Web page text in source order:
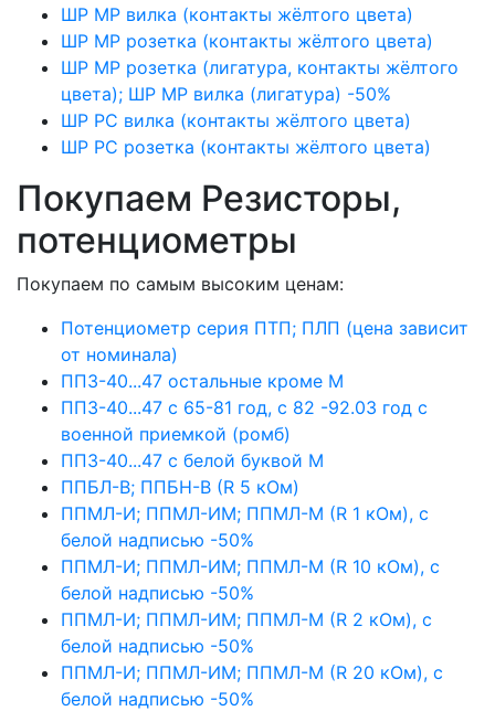
ШР МР вилка (контакты жёлтого цвета)
ШР МР розетка (контакты жёлтого цвета)
ШР МР розетка (лигатура, контакты жёлтого
цвета); ШР МР вилка (лигатура) -50%
ШР РС вилка (контакты жёлтого цвета)
ШР РС розетка (контакты жёлтого цвета)
Покупаем Резисторы,
потенциометры
Покупаем по самым высоким ценам:
Потенциометр серия ПТП; ПЛП (цена зависит
от номинала)
ПП3-40...47 остальные кроме М
ПП3-40...47 с 65-81 год, с 82 -92.03 год с
военной приемкой (ромб)
ПП3-40...47 с белой буквой М
ППБЛ-В; ППБН-В (R 5 кОм)
ППМЛ-И; ППМЛ-ИМ; ППМЛ-М (R 1 кОм), с
белой надписью -50%
ППМЛ-И; ППМЛ-ИМ; ППМЛ-М (R 10 кОм), с
белой надписью -50%
ППМЛ-И; ППМЛ-ИМ; ППМЛ-М (R 2 кОм), с
белой надписью -50%
ППМЛ-И; ППМЛ-ИМ; ППМЛ-М (R 20 кОм), с
белой надписью -50%